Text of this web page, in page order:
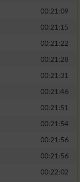
00:21:09
00:21:15
00:21:22
00:21:28
00:21:31
00:21:46
00:21:51
00:21:54
00:21:56
00:21:56
00:22:02